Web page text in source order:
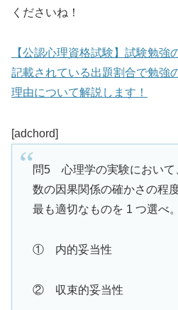
くださいね！
【公認心理資格試験】試験勉強
記載されている出題割合で勉強
理由について解説します！
[adchord]
問5 心理学の実験において
数の因果関係の確かさの程
最も適切なものを 1 つ選べ。
① 内的妥当性
② 収束的妥当性